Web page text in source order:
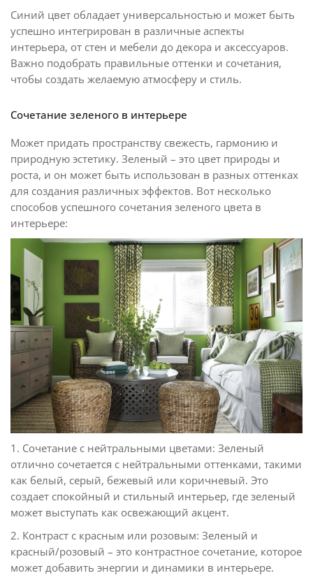
Синий цвет обладает универсальностью и может быть
успешно интегрирован в различные аспекты
интерьера, от стен и мебели до декора и аксессуаров.
Важно подобрать правильные оттенки и сочетания,
чтобы создать желаемую атмосферу и стиль.
Сочетание зеленого в интерьере
Может придать пространству свежесть, гармонию и
природную эстетику. Зеленый – это цвет природы и
роста, и он может быть использован в разных оттенках
для создания различных эффектов. Вот несколько
способов успешного сочетания зеленого цвета в
интерьере:
1. Сочетание с нейтральными цветами: Зеленый
отлично сочетается с нейтральными оттенками, такими
как белый, серый, бежевый или коричневый. Это
создает спокойный и стильный интерьер, где зеленый
может выступать как освежающий акцент.
2. Контраст с красным или розовым: Зеленый и
красный/розовый – это контрастное сочетание, которое
может добавить энергии и динамики в интерьере.